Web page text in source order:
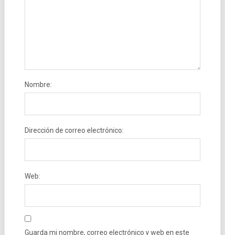
Nombre:
Dirección de correo electrónico:
Web:
Guarda mi nombre, correo electrónico y web en este